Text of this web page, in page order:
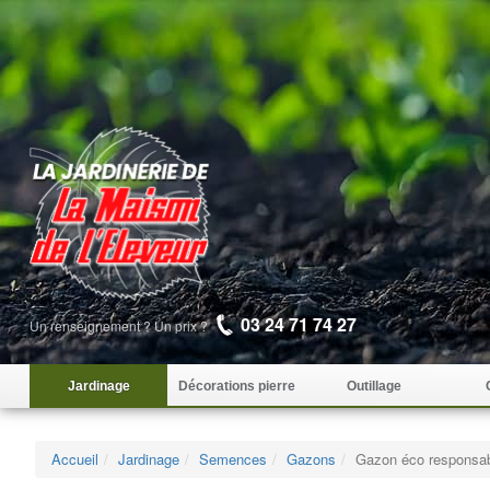
Un renseignement ? Un prix ? 03 24 71 74 27
Jardinage Décorations pierre Outillage
Accueil Jardinage Semences Gazons Gazon éco